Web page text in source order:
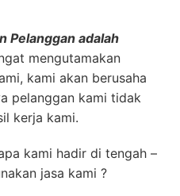
Pelanggan adalah
mengutamakan
kami akan berusaha
pelanggan kami tidak
kerja kami.
kami hadir di tengah –
jasa kami ?